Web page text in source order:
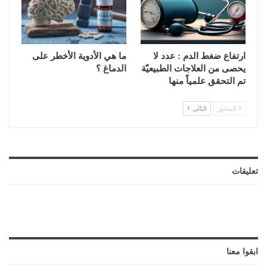
ارتفاع ضغط الدم : عدد لا
يحصى من العلاجات الطبيعيّة
تم التحقق علمياً منها
ما هي الأدوية الأخطر على
الدماغ ؟
السابق التالي
تعليقات
ابقوا معنا